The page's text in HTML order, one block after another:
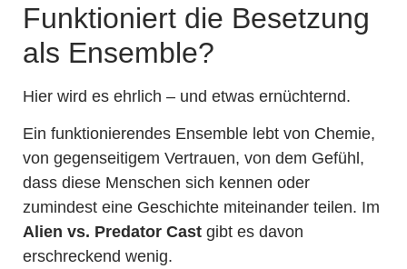
Funktioniert die Besetzung
als Ensemble?
Hier wird es ehrlich – und etwas ernüchternd.
Ein funktionierendes Ensemble lebt von Chemie,
von gegenseitigem Vertrauen, von dem Gefühl,
dass diese Menschen sich kennen oder
zumindest eine Geschichte miteinander teilen. Im
Alien vs. Predator Cast gibt es davon
erschreckend wenig.